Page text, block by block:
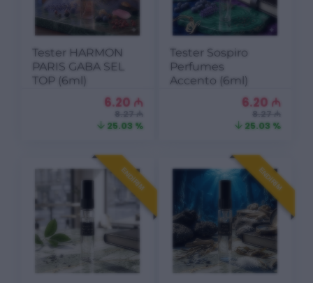
Tester HARMON
PARIS GABA SEL
TOP (6ml)
6.20 ₼
8.27 ₼
25.03 %
Tester Sospiro
Perfumes
Accento (6ml)
6.20 ₼
8.27 ₼
25.03 %
ENDIRIM ENDIRIM